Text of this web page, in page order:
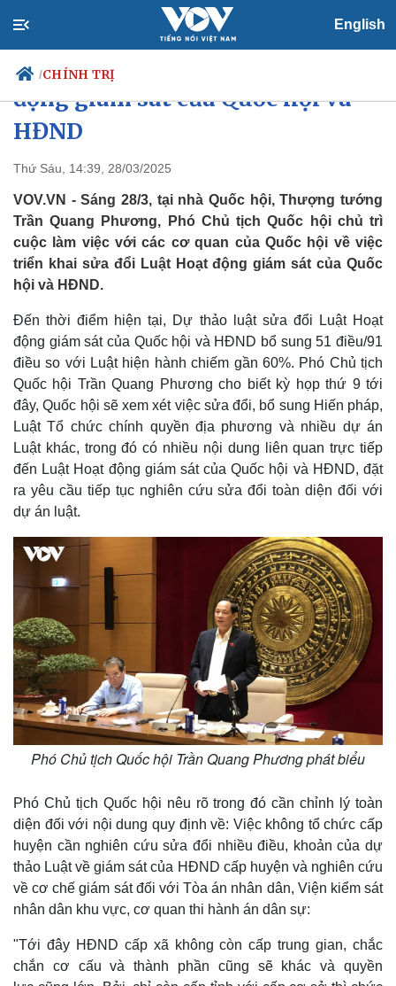
English
/CHÍNH TRỊ
Chính trị
Tổ chức nhân sự
Quốc hội
Nhận diện sự thật
Tin 24h
Dự báo thời tiết
Giáo dục
Dấu ấn VOV
Việc làm
Triển khai sửa đổi Luật Hoạt
động giám sát của Quốc hội và
HĐND
Thứ Sáu, 14:39, 28/03/2025
VOV.VN - Sáng 28/3, tại nhà Quốc hội, Thượng tướng
Trần Quang Phương, Phó Chủ tịch Quốc hội chủ trì
cuộc làm việc với các cơ quan của Quốc hội về việc
triển khai sửa đổi Luật Hoạt động giám sát của Quốc
hội và HĐND.
Đến thời điểm hiện tại, Dự thảo luật sửa đổi Luật Hoạt
động giám sát của Quốc hội và HĐND bổ sung 51 điều/91
điều so với Luật hiện hành chiếm gần 60%. Phó Chủ tịch
Quốc hội Trần Quang Phương cho biết kỳ họp thứ 9 tới
đây, Quốc hội sẽ xem xét việc sửa đổi, bổ sung Hiến pháp,
Luật Tổ chức chính quyền địa phương và nhiều dự án
Luật khác, trong đó có nhiều nội dung liên quan trực tiếp
đến Luật Hoạt động giám sát của Quốc hội và HĐND, đặt
ra yêu cầu tiếp tục nghiên cứu sửa đổi toàn diện đối với
dự án luật.
Phó Chủ tịch Quốc hội Trần Quang Phương phát biểu
Phó Chủ tịch Quốc hội nêu rõ trong đó cần chỉnh lý toàn
diện đối với nội dung quy định về: Việc không tổ chức cấp
huyện cần nghiên cứu sửa đổi nhiều điều, khoản của dự
thảo Luật về giám sát của HĐND cấp huyện và nghiên cứu
về cơ chế giám sát đối với Tòa án nhân dân, Viện kiểm sát
nhân dân khu vực, cơ quan thi hành án dân sự:
"Tới đây HĐND cấp xã không còn cấp trung gian, chắc
chắn cơ cấu và thành phần cũng sẽ khác và quyền